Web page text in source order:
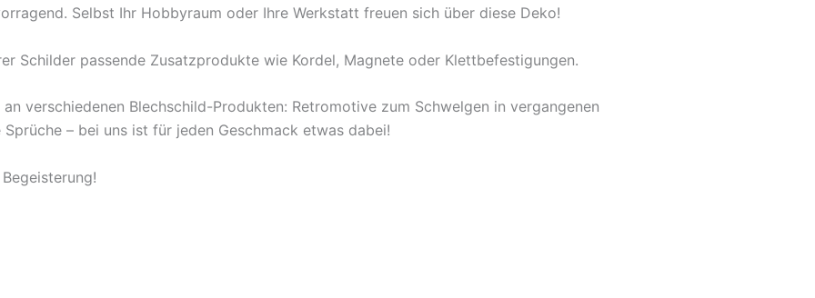
Selbst Ihr Hobbyraum oder Ihre Werkstatt freuen sich über diese Deko!
Schilder passende Zusatzprodukte wie Kordel, Magnete oder Klettbefestigungen.
verschiedenen Blechschild-Produkten: Retromotive zum Schwelgen in vergangenen
– bei uns ist für jeden Geschmack etwas dabei!